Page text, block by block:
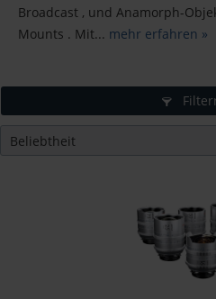
Broadcast , und Anamorph-
Mounts . Mit... mehr erfahren »